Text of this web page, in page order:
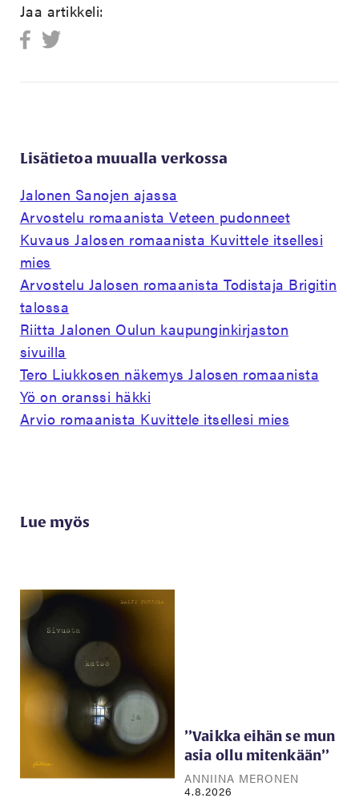
Jaa artikkeli:
Lisätietoa muualla verkossa
Jalonen Sanojen ajassa
Arvostelu romaanista Veteen pudonneet
Kuvaus Jalosen romaanista Kuvittele itsellesi
mies
Arvostelu Jalosen romaanista Todistaja Brigitin
talossa
Riitta Jalonen Oulun kaupunginkirjaston
sivuilla
Tero Liukkosen näkemys Jalosen romaanista
Yö on oranssi häkki
Arvio romaanista Kuvittele itsellesi mies
Lue myös
’’Vaikka eihän se mun
asia ollu mitenkään’’
ANNIINA MERONEN
4.8.2026